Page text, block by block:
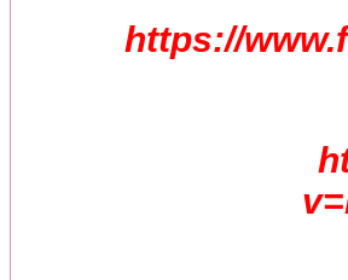
https://